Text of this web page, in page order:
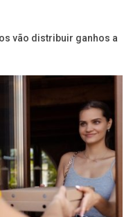
vão distribuir ganhos a